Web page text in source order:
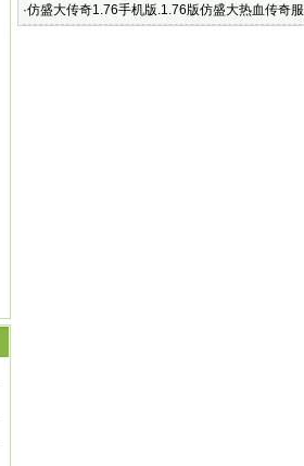
掉让你捡到手软
·仿盛大传奇1.76手机版.1.76版仿盛大热血传奇服